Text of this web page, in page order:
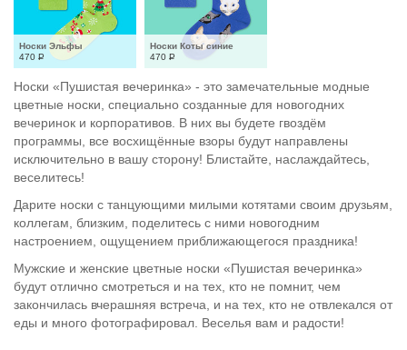
Носки Эльфы
470 Р
Носки Коты синие
470 Р
Носки «Пушистая вечеринка» - это замечательные модные
цветные носки, специально созданные для новогодних
вечеринок и корпоративов. В них вы будете гвоздём
программы, все восхищённые взоры будут направлены
исключительно в вашу сторону! Блистайте, наслаждайтесь,
веселитесь!
Дарите носки с танцующими милыми котятами своим друзьям,
коллегам, близким, поделитесь с ними новогодним
настроением, ощущением приближающегося праздника!
Мужские и женские цветные носки «Пушистая вечеринка»
будут отлично смотреться и на тех, кто не помнит, чем
закончилась вчерашняя встреча, и на тех, кто не отвлекался от
еды и много фотографировал. Веселья вам и радости!